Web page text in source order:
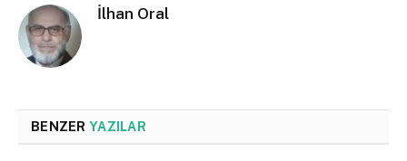
İlhan Oral
BENZER YAZILAR